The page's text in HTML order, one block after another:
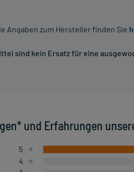
Angaben zum Hersteller finden Sie
sind kein Ersatz für eine
und Erfahrungen
5
4